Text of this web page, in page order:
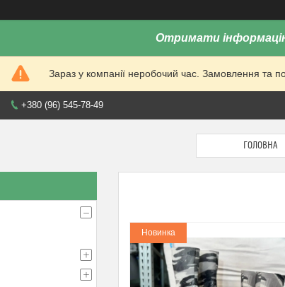
Отримати
Зараз у компанії неробочий час. Замовлення та
+380 (96) 545-78-49
ГОЛОВНА
Новинка